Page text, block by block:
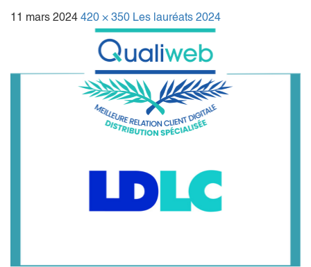
11 mars 2024 420 × 350 Les lauréats 2024